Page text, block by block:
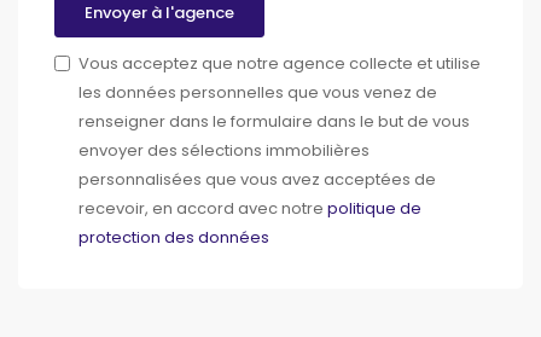
Envoyer à l'agence
Vous acceptez que notre agence collecte et utilise
les données personnelles que vous venez de
renseigner dans le formulaire dans le but de vous
envoyer des sélections immobilières
personnalisées que vous avez acceptées de
recevoir, en accord avec notre politique de
protection des données